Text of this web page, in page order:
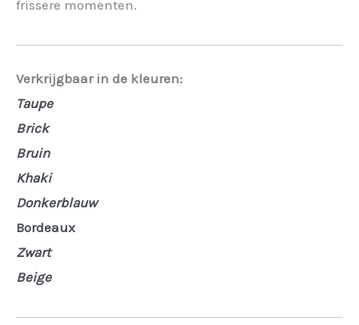
frissere momenten.
Verkrijgbaar in de kleuren:
Taupe
Brick
Bruin
Khaki
Donkerblauw
Bordeaux
Zwart
Beige